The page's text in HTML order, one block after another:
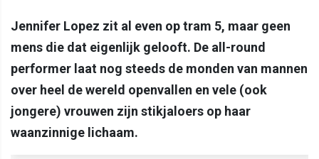
Jennifer Lopez zit al even op tram 5, maar geen
mens die dat eigenlijk gelooft. De all-round
performer laat nog steeds de monden van mannen
over heel de wereld openvallen en vele (ook
jongere) vrouwen zijn stikjaloers op haar
waanzinnige lichaam.